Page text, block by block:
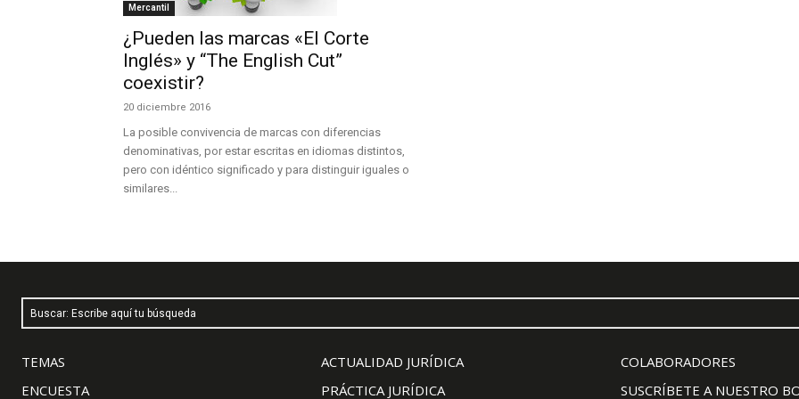
Mercantil
¿Pueden las marcas «El Corte
Inglés» y “The English Cut”
coexistir?
20 diciembre 2016
La posible convivencia de marcas con diferencias
denominativas, por estar escritas en idiomas distintos,
pero con idéntico significado y para distinguir iguales o
similares...
Buscar: Escribe aquí tu búsqueda
TEMAS
ENCUESTA
ACTUALIDAD JURÍDICA
PRÁCTICA JURÍDICA
COLABORADORES
SUSCRÍBETE A NUESTRO